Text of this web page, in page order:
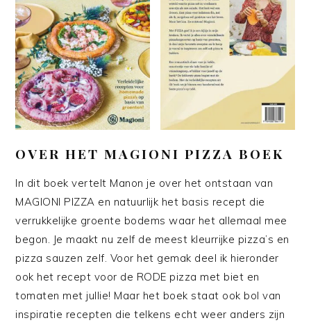
OVER HET MAGIONI PIZZA BOEK
In dit boek vertelt Manon je over het ontstaan van
MAGIONI PIZZA en natuurlijk het basis recept die
verrukkelijke groente bodems waar het allemaal mee
begon. Je maakt nu zelf de meest kleurrijke pizza’s en
pizza sauzen zelf. Voor het gemak deel ik hieronder
ook het recept voor de RODE pizza met biet en
tomaten met jullie! Maar het boek staat ook bol van
inspiratie recepten die telkens echt weer anders zijn